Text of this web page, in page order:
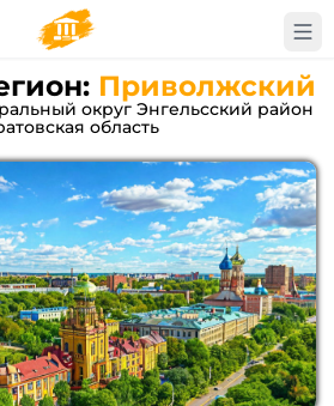
Приволжский
округ Энгельсский район
область